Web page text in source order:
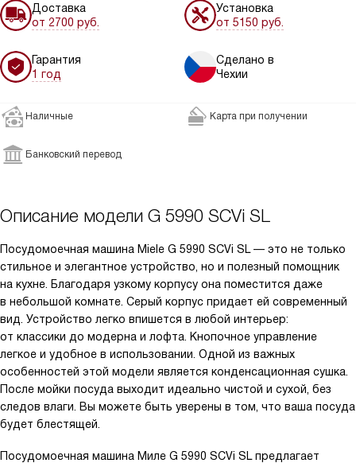
Доставка
от 2700 руб.
Установка
от 5150 руб.
Гарантия
1 год
Сделано в
Чехии
Наличные Карта при получении
Банковский перевод
Описание модели G 5990 SCVi SL
Посудомоечная машина Miele G 5990 SCVi SL — это не только
стильное и элегантное устройство, но и полезный помощник
на кухне. Благодаря узкому корпусу она поместится даже
в небольшой комнате. Серый корпус придает ей современный
вид. Устройство легко впишется в любой интерьер:
от классики до модерна и лофта. Кнопочное управление
легкое и удобное в использовании. Одной из важных
особенностей этой модели является конденсационная сушка.
После мойки посуда выходит идеально чистой и сухой, без
следов влаги. Вы можете быть уверены в том, что ваша посуда
будет блестящей.
Посудомоечная машина Миле G 5990 SCVi SL предлагает